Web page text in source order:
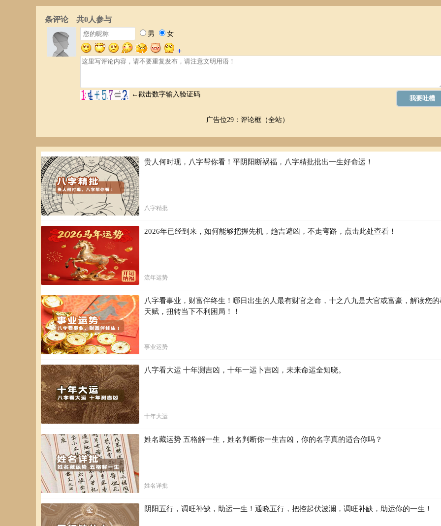
广告位29：评论框（全站）
贵人何时现，八字帮你看！平阴阳断祸福，八字精批批出一生好命运！
八字精批
2026年已经到来，如何能够把握先机，趋吉避凶，不走弯路，点击此处查看！
流年运势
八字看事业，财富伴终生！哪日出生的人最有财官之命，十之八九是大官或富豪，解读您
天赋，扭转当下不利困局！！
事业运势
八字看大运 十年测吉凶，十年一运卜吉凶，未来命运全知晓。
十年大运
姓名藏运势 五格解一生，姓名判断你一生吉凶，你的名字真的适合你吗？
姓名详批
阴阳五行，调旺补缺，助运一生！通晓五行，把控起伏波澜，调旺补缺，助运你的一生！